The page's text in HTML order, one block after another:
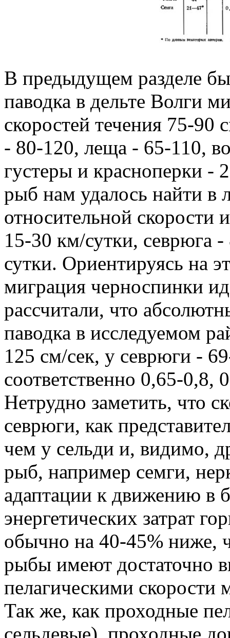
В предыдущем разделе
паводка в дельте Волги
скоростей течения 75-90
- 80-120, леща - 65-110,
густеры и красноперки -
рыб нам удалось найти в
относительной скорости
15-30 км/сутки, севрюга
сутки. Ориентируясь на
миграция черноспинки
рассчитали, что
паводка в исследуемом
125 см/сек, у севрюги -
соответственно 0,65-0,8,
Нетрудно заметить, что
севрюги, как
чем у сельди и, видимо,
рыб, например семги,
адаптации к движению в
энергетических затрат
обычно на 40-45% ниже,
рыбы имеют достаточно
пелагическими скорости
Так же, как проходные